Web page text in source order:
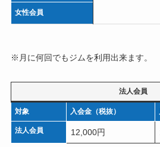
女性会員
※月に何回でもジムを利用出来ます。
法人会員
対象 入会金（税抜）
法人会員 12,000円